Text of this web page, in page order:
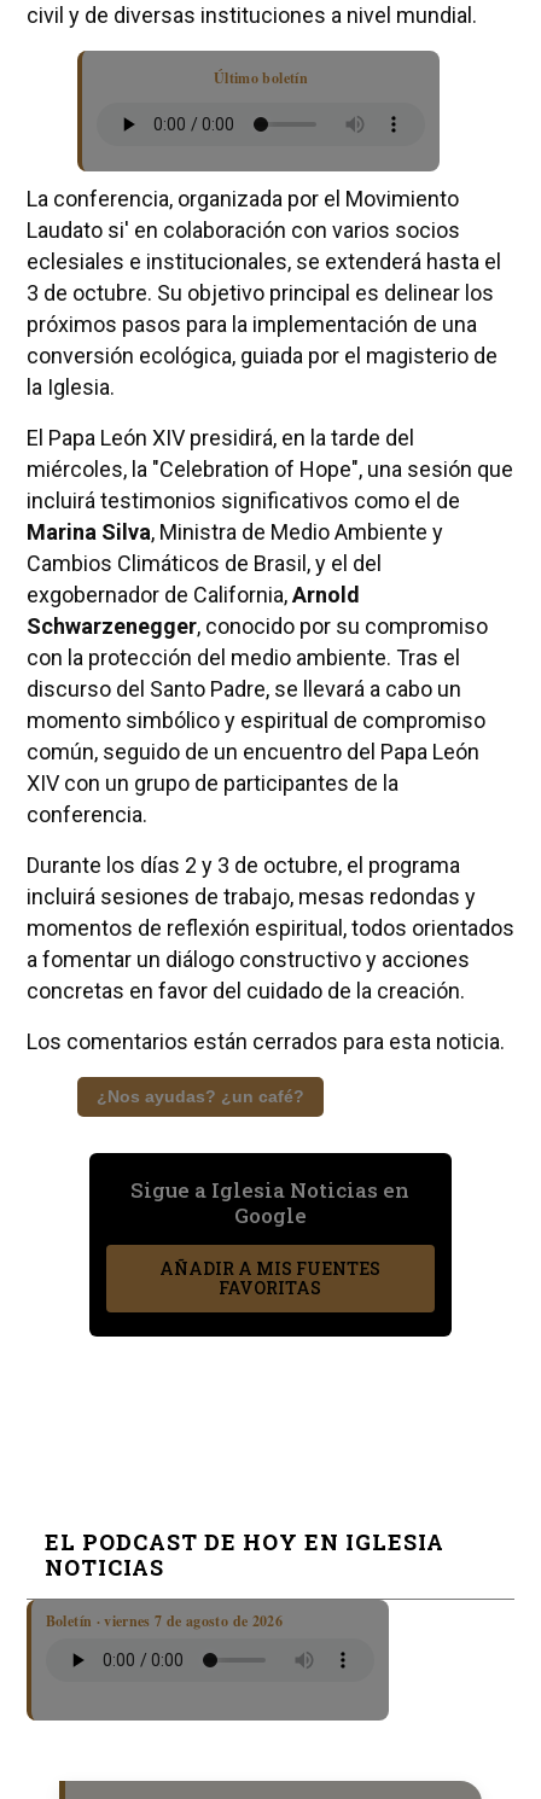
civil y de diversas instituciones a nivel mundial.
Último boletín
La conferencia, organizada por el Movimiento
Laudato si' en colaboración con varios socios
eclesiales e institucionales, se extenderá hasta el
3 de octubre. Su objetivo principal es delinear los
próximos pasos para la implementación de una
conversión ecológica, guiada por el magisterio de
la Iglesia.
El Papa León XIV presidirá, en la tarde del
miércoles, la "Celebration of Hope", una sesión que
incluirá testimonios significativos como el de
Marina Silva, Ministra de Medio Ambiente y
Cambios Climáticos de Brasil, y el del
exgobernador de California,Arnold
Schwarzenegger, conocido por su compromiso
con la protección del medio ambiente. Tras el
discurso del Santo Padre, se llevará a cabo un
momento simbólico y espiritual de compromiso
común, seguido de un encuentro del Papa León
XIV con un grupo de participantes de la
conferencia.
Durante los días 2 y 3 de octubre, el programa
incluirá sesiones de trabajo, mesas redondas y
momentos de reflexión espiritual, todos orientados
a fomentar un diálogo constructivo y acciones
concretas en favor del cuidado de la creación.
Los comentarios están cerrados para esta noticia.
¿Nos ayudas? ¿un café?
Sigue a Iglesia Noticias en
Google
AÑADIR A MIS FUENTES
FAVORITAS
EL PODCAST DE HOY EN IGLESIA
NOTICIAS
Boletín · viernes 7 de agosto de 2026